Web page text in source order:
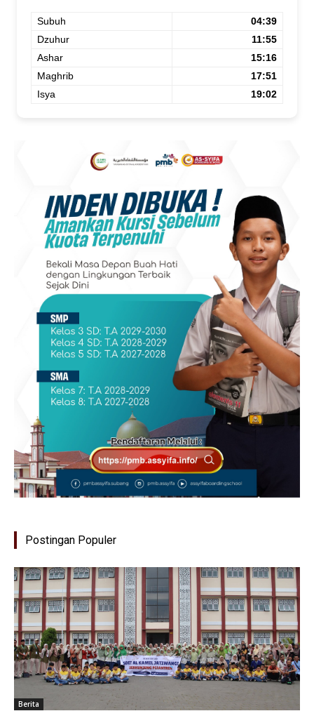
Subuh
04:39
Dzuhur
11:55
Ashar
15:16
Maghrib
17:51
Isya
19:02
Postingan Populer
Berita